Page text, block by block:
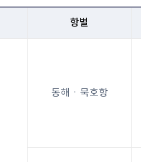
항별
동해ㆍ묵호항